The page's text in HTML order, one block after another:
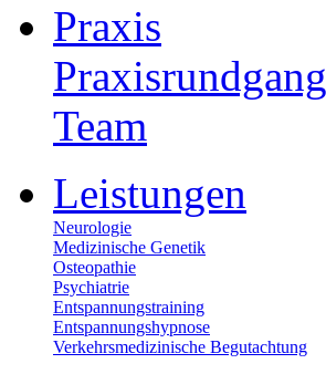
Praxis
Praxisrundgang
Team
Leistungen
Neurologie
Medizinische Genetik
Osteopathie
Psychiatrie
Entspannungstraining
Entspannungshypnose
Verkehrsmedizinische Begutachtung